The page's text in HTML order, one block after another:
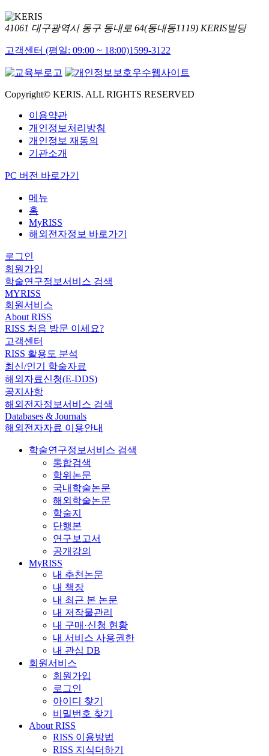
41061 대구광역시 동구 동내로 64(동내동1119) KERIS빌딩
고객센터 (평일: 09:00 ~ 18:00)1599-3122
Copyright© KERIS. ALL RIGHTS RESERVED
이용약관
개인정보처리방침
개인정보 재동의
기관소개
PC 버전 바로가기
메뉴
홈
MyRISS
해외전자정보 바로가기
로그인
회원가입
학술연구정보서비스 검색
MYRISS
회원서비스
About RISS
RISS 처음 방문 이세요?
고객센터
RISS 활용도 분석
최신/인기 학술자료
해외자료신청(E-DDS)
공지사항
해외전자정보서비스 검색
Databases & Journals
해외전자자료 이용안내
학술연구정보서비스 검색
통합검색
학위논문
국내학술논문
해외학술논문
학술지
단행본
연구보고서
공개강의
MyRISS
내 추천논문
내 책장
내 최근 본 논문
내 저작물관리
내 구매·신청 현황
내 서비스 사용권한
내 관심 DB
회원서비스
회원가입
로그인
아이디 찾기
비밀번호 찾기
About RISS
RISS 이용방법
RISS 지식더하기